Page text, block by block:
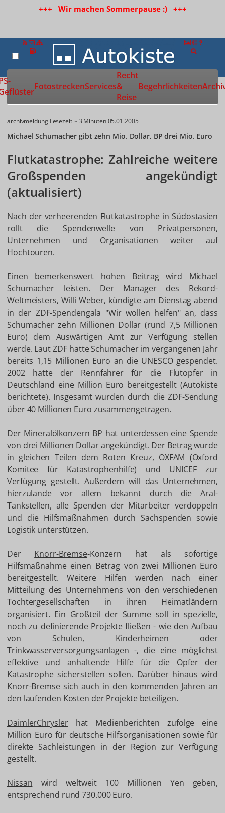
+++ Wir machen Sommerpause :) +++
Zur Startseite
FotostreckenServices
Recht
&
Reise
Begehrlichkeiten
archivmeldung Lesezeit ~ 3 Minuten05.01.2005
Michael Schumacher gibt zehn Mio. Dollar, BP drei Mio. Euro
Flutkatastrophe: Zahlreiche weitere
Großspenden angekündigt
(aktualisiert)
Nach der verheerenden Flutkatastrophe in Südostasien
rollt die Spendenwelle von Privatpersonen,
Unternehmen und Organisationen weiter auf
Hochtouren.
Einen bemerkenswert hohen Beitrag wird Michael
Schumacher leisten. Der Manager des Rekord-
Weltmeisters, Willi Weber, kündigte am Dienstag abend
in der ZDF-Spendengala "Wir wollen helfen" an, dass
Schumacher zehn Millionen Dollar (rund 7,5 Millionen
Euro) dem Auswärtigen Amt zur Verfügung stellen
werde. Laut ZDF hatte Schumacher im vergangenen Jahr
bereits 1,15 Millionen Euro an die UNESCO gespendet.
2002 hatte der Rennfahrer für die Flutopfer in
Deutschland eine Million Euro bereitgestellt (Autokiste
berichtete). Insgesamt wurden durch die ZDF-Sendung
über 40 Millionen Euro zusammengetragen.
Der Mineralölkonzern BP hat unterdessen eine Spende
von drei Millionen Dollar angekündigt. Der Betrag wurde
in gleichen Teilen dem Roten Kreuz, OXFAM (Oxford
Komitee für Katastrophenhilfe) und UNICEF zur
Verfügung gestellt. Außerdem will das Unternehmen,
hierzulande vor allem bekannt durch die Aral-
Tankstellen, alle Spenden der Mitarbeiter verdoppeln
und die Hilfsmaßnahmen durch Sachspenden sowie
Logistik unterstützen.
Der Knorr-Bremse-Konzern hat als sofortige
Hilfsmaßnahme einen Betrag von zwei Millionen Euro
bereitgestellt. Weitere Hilfen werden nach einer
Mitteilung des Unternehmens von den verschiedenen
Tochtergesellschaften in ihren Heimatländern
organisiert. Ein Großteil der Summe soll in spezielle,
noch zu definierende Projekte fließen - wie den Aufbau
von Schulen, Kinderheimen oder
Trinkwasserversorgungsanlagen -, die eine möglichst
effektive und anhaltende Hilfe für die Opfer der
Katastrophe sicherstellen sollen. Darüber hinaus wird
Knorr-Bremse sich auch in den kommenden Jahren an
den laufenden Kosten der Projekte beteiligen.
DaimlerChryslerhat Medienberichten zufolge eine
Million Euro für deutsche Hilfsorganisationen sowie für
direkte Sachleistungen in der Region zur Verfügung
gestellt.
Nissan wird weltweit 100 Millionen Yen geben,
entsprechend rund 730.000 Euro.